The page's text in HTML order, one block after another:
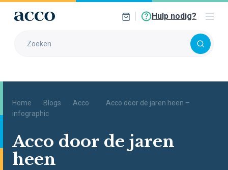
Hulp nodig?
Home Blogs Acco
Acco door de jaren heen –
infographic
Acco door de jaren
heen